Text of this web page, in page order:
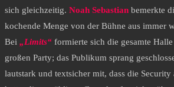
sich gleichzeitig. Noah Sebastian bemerkte
kochende Menge von der Bühne aus immer
​Bei „Limits“ formierte sich die gesamte
großen Party; das Publikum sprang
lautstark und textsicher mit, dass die